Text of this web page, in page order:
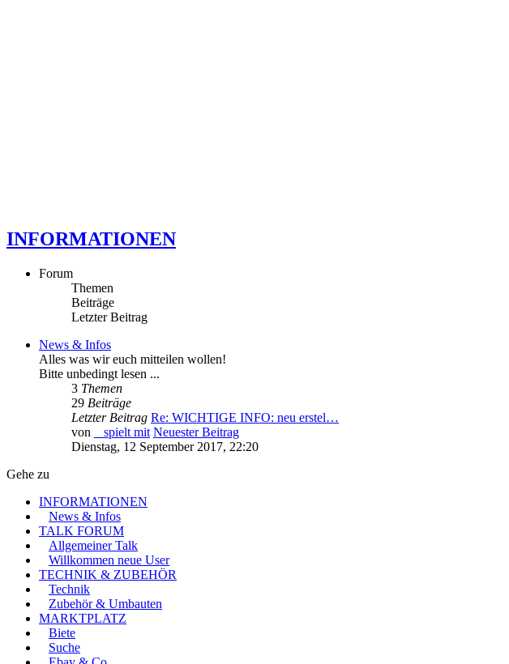
INFORMATIONEN
Forum
Themen
Beiträge
Letzter Beitrag
News & Infos
Alles was wir euch mitteilen wollen!
Bitte unbedingt lesen ...
3 Themen
29 Beiträge
Letzter Beitrag Re: WICHTIGE INFO: neu erstel…
von
_ spielt mit Neuester Beitrag
Dienstag, 12 September 2017, 22:20
Gehe zu
INFORMATIONEN
News & Infos
TALK FORUM
Allgemeiner Talk
Willkommen neue User
TECHNIK & ZUBEHÖR
Technik
Zubehör & Umbauten
MARKTPLATZ
Biete
Suche